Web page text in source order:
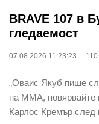
BRAVE 107 в
гледаемост
07.08.2026 11:23:23 110
„Оваис Якуб пише
на ММА, повярвайте
Карлос Кремър